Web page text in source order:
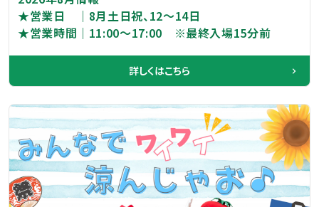
★営業日 ｜8月土日祝、12～14日
★営業時間｜11:00～17:00 ※最終入場15分前
詳しくはこちら